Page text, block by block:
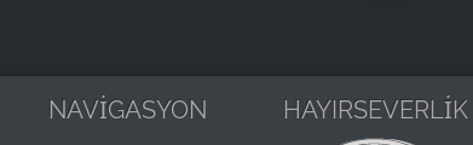
NAVİGASYON HAYIRSEVERLİK